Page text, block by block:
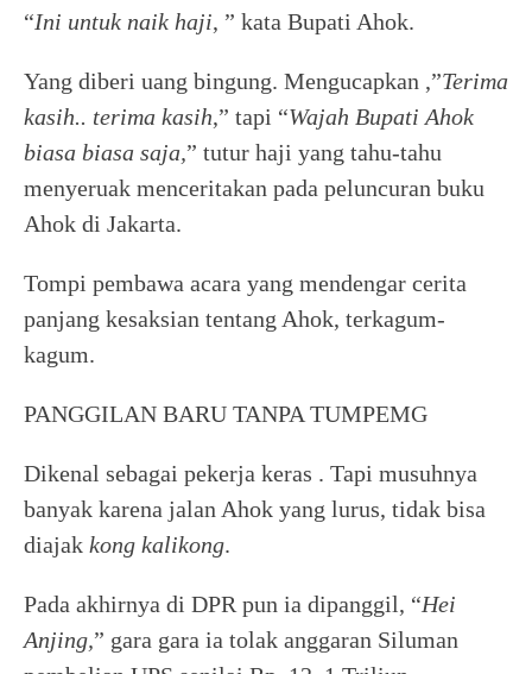
“Ini untuk naik haji, ” kata Bupati Ahok.
Yang diberi uang bingung. Mengucapkan ,”Terima
kasih.. terima kasih,” tapi “Wajah Bupati Ahok
biasa biasa saja,” tutur haji yang tahu-tahu
menyeruak menceritakan pada peluncuran buku
Ahok di Jakarta.
Tompi pembawa acara yang mendengar cerita
panjang kesaksian tentang Ahok, terkagum-
kagum.
PANGGILAN BARU TANPA TUMPEMG
Dikenal sebagai pekerja keras . Tapi musuhnya
banyak karena jalan Ahok yang lurus, tidak bisa
diajak kong kalikong.
Pada akhirnya di DPR pun ia dipanggil, “Hei
Anjing,” gara gara ia tolak anggaran Siluman